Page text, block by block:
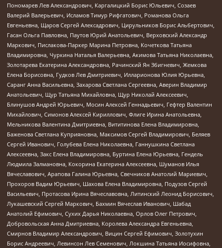
Пономарев Лев Александрович, Каргалицкий Борис Юльевич, Созаев
Валерий Валерьевич, Исламов Тимур Рифгатович, Романова Ольга
Евгеньевна, Щаров Сергей Алексадрович, Цирульников Борис Альбертович,
Гасан Ольга Павловна, Паутов Юрий Анатольевич, Верховский Александр
Маркович, Пислакова-Паркер Марина Петровна, Кочеткова Татьяна
Владимировна, Чуркина Наталья Валерьевна, Акимова Татьяна Николаевна,
Золотарева Екатерина Александровна, Рачинский Ян Збигневич, Жемкова
Елена Борисовна, Гудков Лев Дмитриевич, Илларионова Юлия Юрьевна,
Саранг Анна Васильевна, Захарова Светлана Сергеевна, Аверин Владимир
Анатольевич, Щур Татьяна Михайловна, Щур Николай Алексеевич,
Блинушов Андрей Юрьевич, Мосин Алексей Геннадьевич, Гефтер Валентин
Михайлович, Симонов Алексей Кириллович, Флиге Ирина Анатольевна,
Мельникова Валентина Дмитриевна, Вититинова Елена Владимировна,
Баженова Светлана Куприяновна, Максимов Сергей Владимирович, Беляев
Сергей Иванович, Голубева Елена Николаевна, Ганнушкина Светлана
Алексеевна, Закс Елена Владимировна, Буртина Елена Юрьевна, Гендель
Людмила Залмановна, Кокорина Екатерина Алексеевна, Шуманов Илья
Вячеславович, Арапова Галина Юрьевна, Свечников Анатолий Мариевич,
Прохоров Вадим Юрьевич, Шахова Елена Владимировна, Подузов Сергей
Васильевич, Протасова Ирина Вячеславовна, Литинский Леонид Борисович,
Лукашевский Сергей Маркович, Бахмин Вячеслав Иванович, Шабад
Анатолий Ефимович, Сухих Дарья Николаевна, Орлов Олег Петрович,
Добровольская Анна Дмитриевна, Королева Александра Евгеньевна,
Смирнов Владимир Александрович, Вицин Сергей Ефимович, Золотухин
Борис Андреевич, Левинсон Лев Семенович, Локшина Татьяна Иосифовна,